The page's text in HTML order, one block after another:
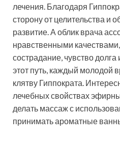
лечения. Благодаря
сторону от целительства и
развитие. А облик врача
нравственными
сострадание, чувство
этот путь, каждый молодой
клятву Гиппократа.
лечебных свойствах
делать массаж с
принимать ароматные